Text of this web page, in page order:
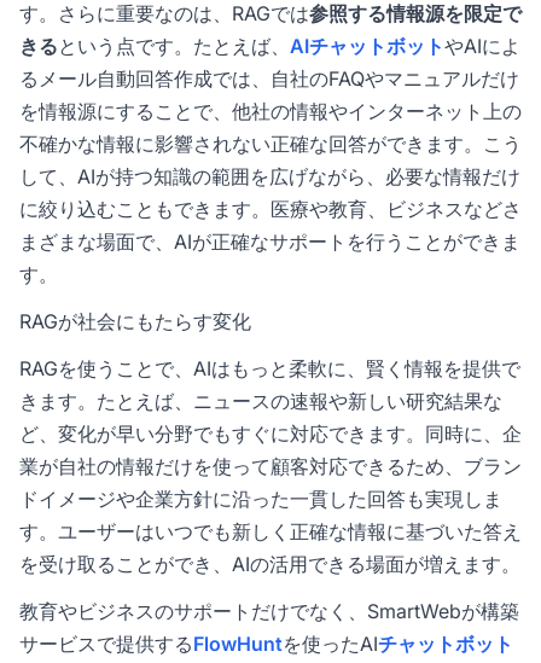
す。さらに重要なのは、RAGでは参照する情報源を限定で
きるという点です。たとえば、 AIチャットボットやAIによ
るメール自動回答作成では、自社のFAQやマニュアルだけ
を情報源にすることで、他社の情報やインターネット上の
不確かな情報に影響されない正確な回答ができます。こう
して、AIが持つ知識の範囲を広げながら、必要な情報だけ
に絞り込むこともできます。医療や教育、ビジネスなどさ
まざまな場面で、AIが正確なサポートを行うことができま
す。
RAGが社会にもたらす変化
RAGを使うことで、AIはもっと柔軟に、賢く情報を提供で
きます。たとえば、ニュースの速報や新しい研究結果な
ど、変化が早い分野でもすぐに対応できます。同時に、企
業が自社の情報だけを使って顧客対応できるため、ブラン
ドイメージや企業方針に沿った一貫した回答も実現しま
す。ユーザーはいつでも新しく正確な情報に基づいた答え
を受け取ることができ、AIの活用できる場面が増えます。
教育やビジネスのサポートだけでなく、SmartWebが構築
サービスで提供するFlowHuntを使ったAIチャットボット